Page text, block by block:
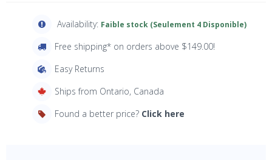
Availability: Faible stock (Seulement 4 Disponible)
Free shipping* on orders above $149.00!
Easy Returns
Ships from Ontario, Canada
Found a better price? Click here